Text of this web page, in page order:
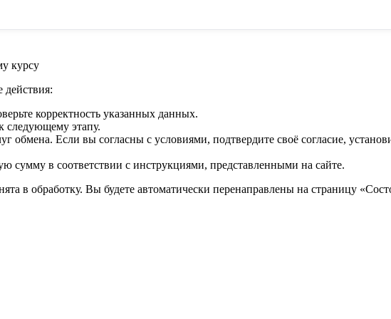
курсу
корректность указанных данных.
следующему этапу.
обмена. Если вы согласны с условиями, подтвердите своё согласие,
сумму в соответствии с инструкциями, представленными на сайте.
в обработку. Вы будете автоматически перенаправлены на страницу